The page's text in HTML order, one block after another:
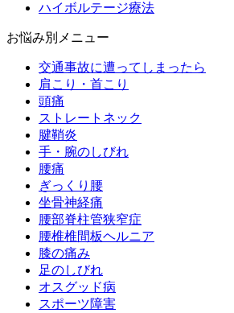
ハイボルテージ療法
お悩み別メニュー
交通事故に遭ってしまったら
肩こり・首こり
頭痛
ストレートネック
腱鞘炎
手・腕のしびれ
腰痛
ぎっくり腰
坐骨神経痛
腰部脊柱管狭窄症
腰椎椎間板ヘルニア
膝の痛み
足のしびれ
オスグッド病
スポーツ障害